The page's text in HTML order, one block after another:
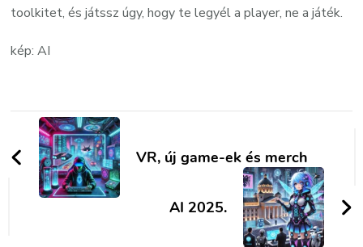
toolkitet, és játssz úgy, hogy te legyél a player, ne a játék.
kép: AI
Bejegyzések
navigációjaVR, új game-ek és merch
AI 2025.